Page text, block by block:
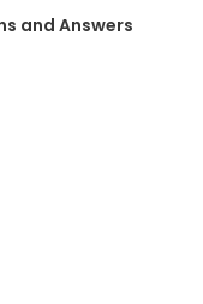
and Answers